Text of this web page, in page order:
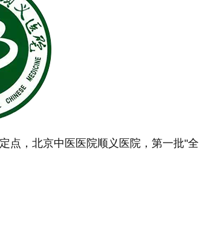
点，北京中医医院顺义医院，第一批"全